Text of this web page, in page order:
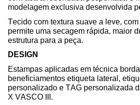
modelagem exclusiva desenvolvida
Tecido com textura suave a leve,
permite uma secagem rápida, maior
estrutura para a peça.
DESIGN
Estampas aplicadas em técnica
beneficiamentos etiqueta lateral,
personalizado e TAG personalizada
X VASCO III.